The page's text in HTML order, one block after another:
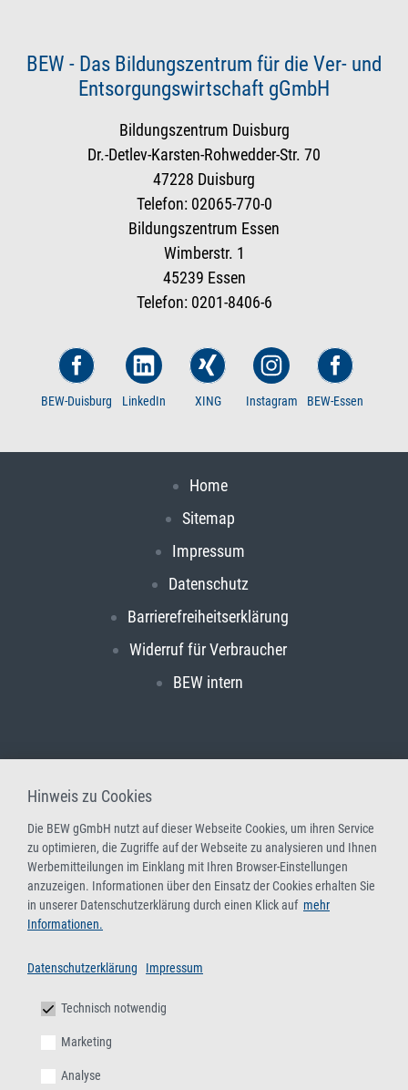
BEW - Das Bildungszentrum für die Ver- und
Entsorgungswirtschaft gGmbH
Bildungszentrum Duisburg
Dr.-Detlev-Karsten-Rohwedder-Str. 70
47228 Duisburg
Telefon: 02065-770-0
Bildungszentrum Essen
Wimberstr. 1
45239 Essen
Telefon: 0201-8406-6
BEW-Duisburg LinkedIn XING Instagram BEW-Essen
Home
Sitemap
Impressum
Datenschutz
Barrierefreiheitserklärung
Widerruf für Verbraucher
BEW intern
Hinweis zu Cookies
Die BEW gGmbH nutzt auf dieser Webseite Cookies, um ihren Service
zu optimieren, die Zugriffe auf der Webseite zu analysieren und Ihnen
Werbemitteilungen im Einklang mit Ihren Browser-Einstellungen
anzuzeigen. Informationen über den Einsatz der Cookies erhalten Sie
in unserer Datenschutzerklärung durch einen Klick auf mehr
Informationen.
Datenschutzerklärung Impressum
Technisch notwendig
Marketing
Analyse